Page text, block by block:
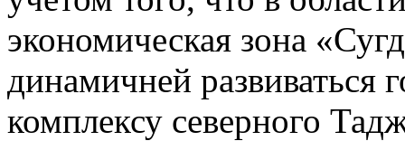
экономическая зона
динамичней
комплексу северного